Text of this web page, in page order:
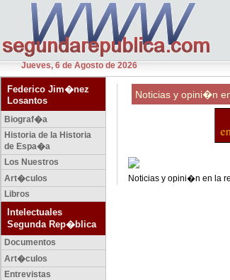
Jueves, 6 de Agosto de 2026
Federico Jim�nez
Losantos
Biograf�a
Historia de la Historia
de Espa�a
Los Nuestros
Art�culos
Libros
Intelectuales
Segunda Rep�blica
Documentos
Art�culos
Entrevistas
Noticias y opini�n
Noticias y opini�n en la